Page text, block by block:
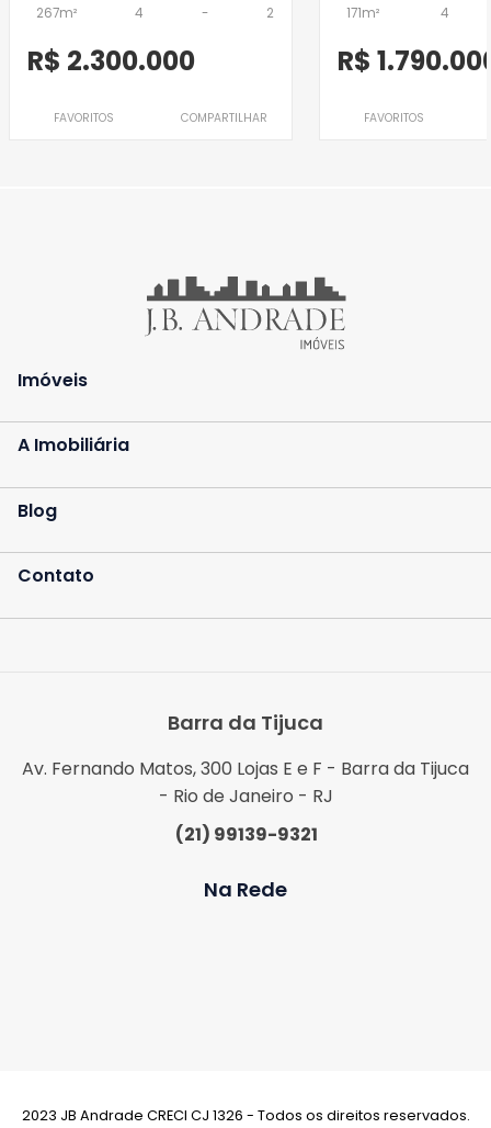
267m² 4 - 2
R$ 2.300.000
FAVORITOS COMPARTILHAR
171m² 4
R$
FAVORITOS
Imóveis
A Imobiliária
Blog
Contato
Barra da Tijuca
Av. Fernando Matos, 300 Lojas E e F - Barra da Tijuca
- Rio de Janeiro - RJ
(21) 99139-9321
Na Rede
2023 JB Andrade CRECI CJ 1326 - Todos os direitos reservados.